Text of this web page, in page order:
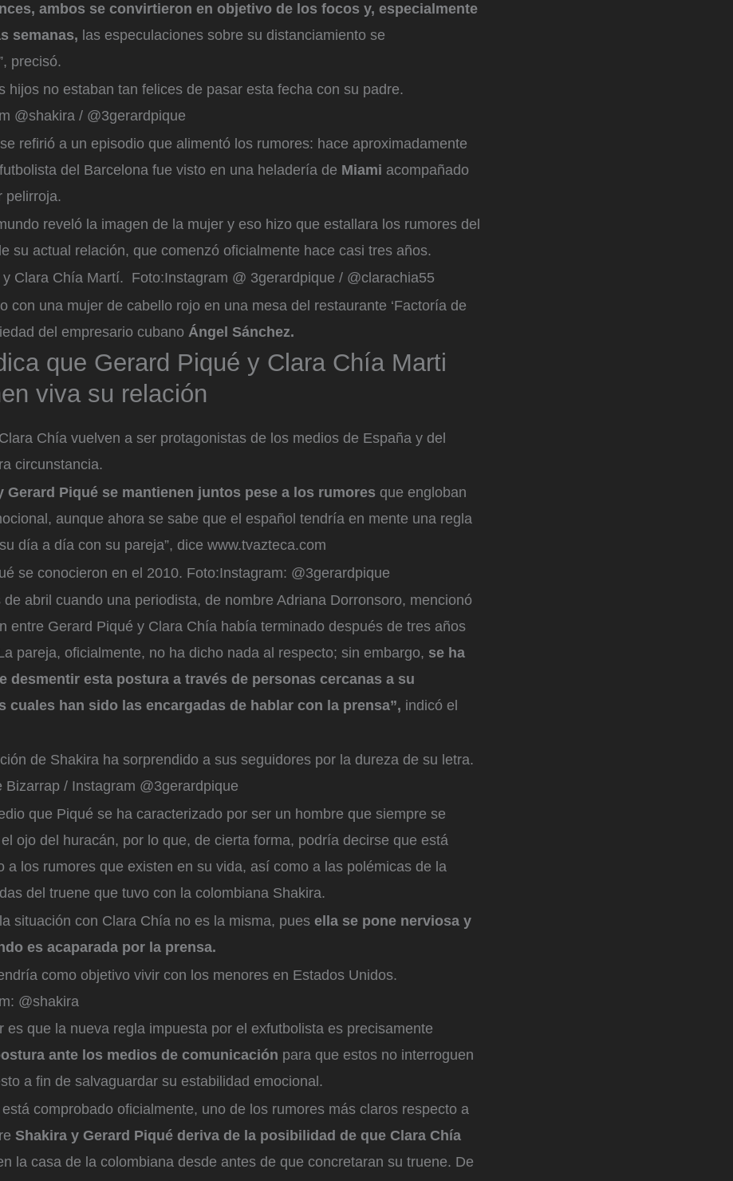
ambos se convirtieron en objetivo de los focos y, especialmente
semanas, las especulaciones sobre su distanciamiento se
precisó.
hijos no estaban tan felices de pasar esta fecha con su padre.
@shakira / @3gerardpique
refirió a un episodio que alimentó los rumores: hace aproximadamente
del Barcelona fue visto en una heladería de Miami acompañado
pelirroja.
reveló la imagen de la mujer y eso hizo que estallara los rumores del
su actual relación, que comenzó oficialmente hace casi tres años.
Clara Chía Martí. Foto:Instagram @ 3gerardpique / @clarachia55
con una mujer de cabello rojo en una mesa del restaurante ‘Factoría de
del empresario cubano Ángel Sánchez.
que Gerard Piqué y Clara Chía Marti
viva su relación
Chía vuelven a ser protagonistas de los medios de España y del
circunstancia.
Gerard Piqué se mantienen juntos pese a los rumores que engloban
aunque ahora se sabe que el español tendría en mente una regla
día a día con su pareja”, dice www.tvazteca.com
se conocieron en el 2010. Foto:Instagram: @3gerardpique
de abril cuando una periodista, de nombre Adriana Dorronsoro, mencionó
entre Gerard Piqué y Clara Chía había terminado después de tres años
pareja, oficialmente, no ha dicho nada al respecto; sin embargo, se ha
desmentir esta postura a través de personas cercanas a su
cuales han sido las encargadas de hablar con la prensa”, indicó el
de Shakira ha sorprendido a sus seguidores por la dureza de su letra.
Bizarrap / Instagram @3gerardpique
que Piqué se ha caracterizado por ser un hombre que siempre se
ojo del huracán, por lo que, de cierta forma, podría decirse que está
a los rumores que existen en su vida, así como a las polémicas de la
del truene que tuvo con la colombiana Shakira.
situación con Clara Chía no es la misma, pues ella se pone nerviosa y
es acaparada por la prensa.
como objetivo vivir con los menores en Estados Unidos.
@shakira
es que la nueva regla impuesta por el exfutbolista es precisamente
ante los medios de comunicación para que estos no interroguen
a fin de salvaguardar su estabilidad emocional.
está comprobado oficialmente, uno de los rumores más claros respecto a
Shakira y Gerard Piqué deriva de la posibilidad de que Clara Chía
la casa de la colombiana desde antes de que concretaran su truene. De